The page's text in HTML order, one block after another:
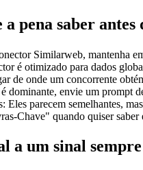
a pena saber
Similarweb, mantenha
é otimizado para dados
de onde um concorrente
dominante, envie um prompt
Eles parecem semelhantes,
Chave" quando quiser
a um sinal